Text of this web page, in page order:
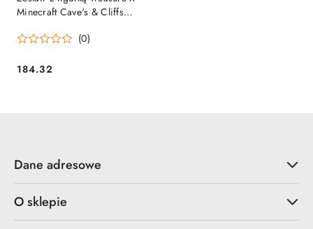
Minecraft Cave's & Cliffs
(0)
Cena:
184.32
Dane adresowe
O sklepie